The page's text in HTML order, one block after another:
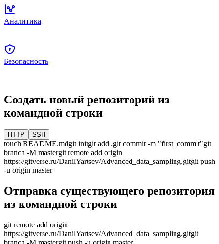
Аналитика
Безопасность
Создать новый репозиторий из
командной строки
HTTP SSH
touch README.mdgit initgit add .git commit -m "first_commit"git
branch -M mastergit remote add origin
https://gitverse.ru/DanilYartsev/Advanced_data_sampling.gitgit push
-u origin master
Отправка существующего репозитория
из командной строки
git remote add origin
https://gitverse.ru/DanilYartsev/Advanced_data_sampling.gitgit
branch -M mastergit push -u origin master